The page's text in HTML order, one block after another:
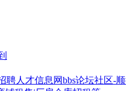
人才信息网bbs论坛社区-